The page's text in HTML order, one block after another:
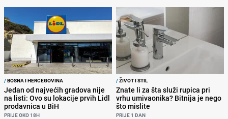
/BOSNA I HERCEGOVINA
Jedan od najvećih gradova nije
na listi: Ovo su lokacije prvih Lidl
prodavnica u BiH
PRIJE OKO 18H
/ŽIVOT I STIL
Znate li za šta služi rupica pri
vrhu umivaonika? Bitnija je nego
što mislite
PRIJE 1 DAN